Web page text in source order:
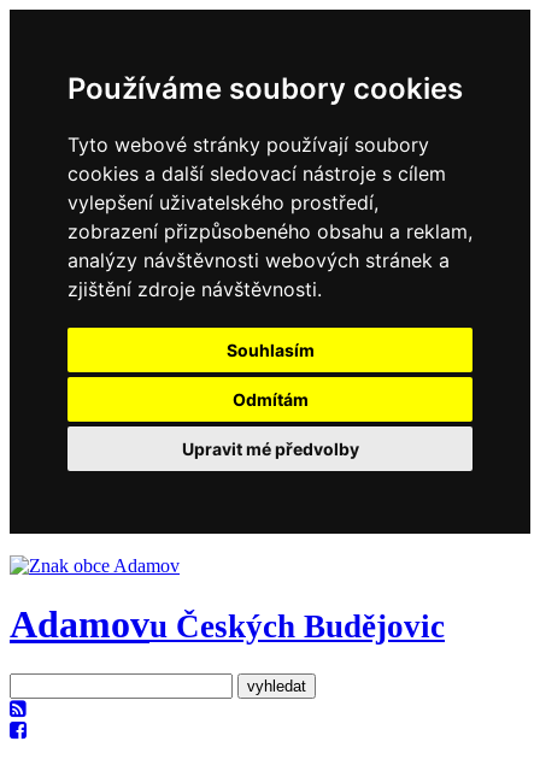
Používáme soubory cookies
Tyto webové stránky používají soubory
cookies a další sledovací nástroje s cílem
vylepšení uživatelského prostředí,
zobrazení přizpůsobeného obsahu a reklam,
analýzy návštěvnosti webových stránek a
zjištění zdroje návštěvnosti.
Souhlasím
Odmítám
Upravit mé předvolby
Adamovu Českých Budějovic